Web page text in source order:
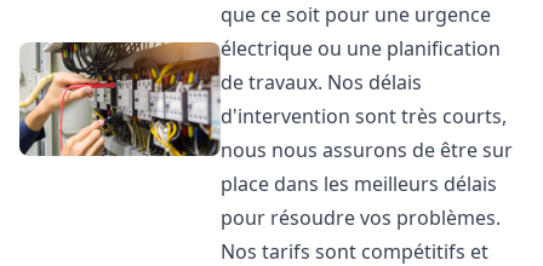
que ce soit pour une urgence
électrique ou une planification
de travaux. Nos délais
d'intervention sont très courts,
nous nous assurons de être sur
place dans les meilleurs délais
pour résoudre vos problèmes.
Nos tarifs sont compétitifs et